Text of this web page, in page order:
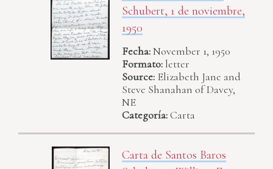
Schubert, 1 de noviembre,
1950
Fecha:November 1, 1950
Formato: letter
Source: Elizabeth Jane and
Steve Shanahan of Davey,
NE
Categoría:Carta
Carta de Santos Baros